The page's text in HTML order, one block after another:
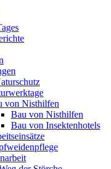
von Nisthilfen
Bau von Nisthilfen
Bau von Insektenhotels